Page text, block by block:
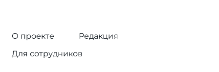
О проекте
Редакция
Для сотрудников